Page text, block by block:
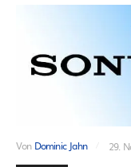
Von Dominic Jahn 29.